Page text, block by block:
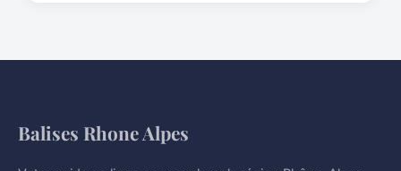
Balises Rhone Alpes